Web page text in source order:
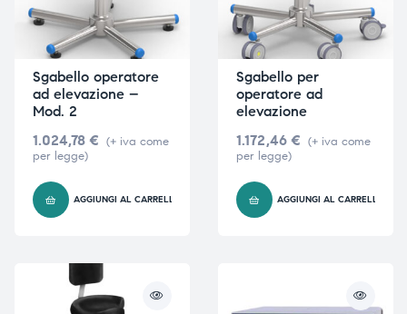
Sgabello operatore
ad elevazione –
Mod. 2
1.024,78 € (+ iva come
per legge)
AGGIUNGI AL CARRELLO
Sgabello per
operatore ad
elevazione
1.172,46 € (+ iva come
per legge)
AGGIUNGI AL CARRELLO